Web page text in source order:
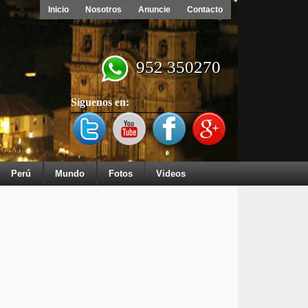
Inicio Nosotros Anuncie Contacto
952 350270
Síguenos en:
Perú Mundo Fotos Videos